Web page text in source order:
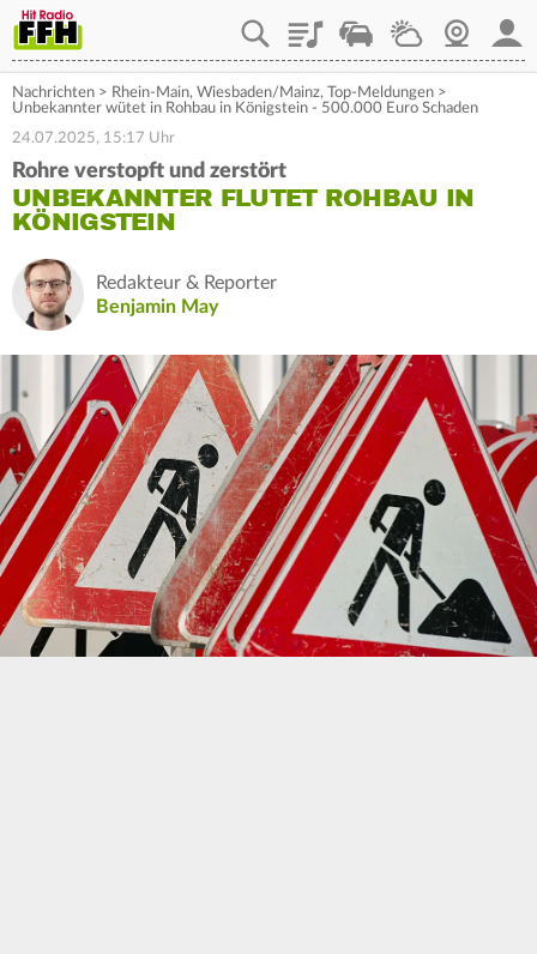
PlaylistStaupilotWetterWebcam
Nachrichten > Rhein-Main, Wiesbaden/Mainz, Top-Meldungen >
Unbekannter wütet in Rohbau in Königstein - 500.000 Euro Schaden
24.07.2025, 15:17 Uhr
Rohre verstopft und zerstört
UNBEKANNTER FLUTET ROHBAU IN
KÖNIGSTEIN
Redakteur & Reporter
Benjamin May